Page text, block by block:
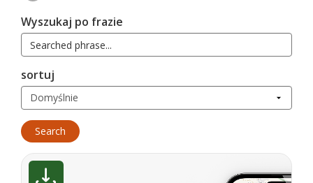
Wyszukaj po frazie
sortuj